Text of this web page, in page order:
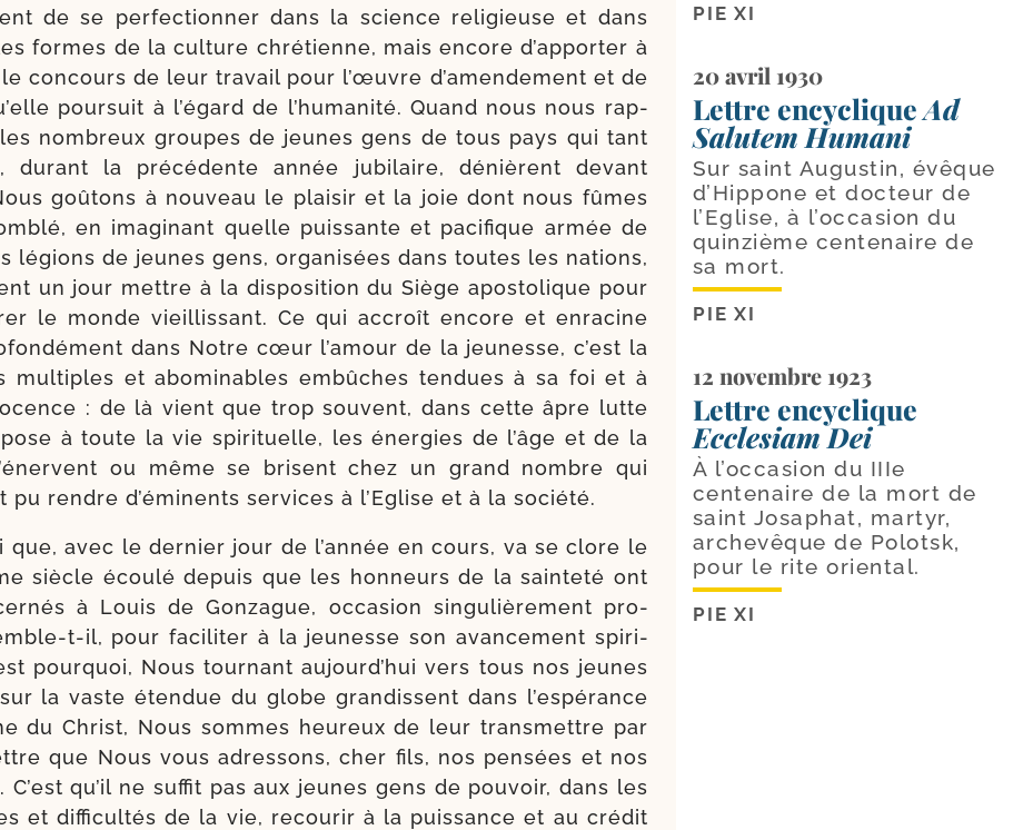
de se per­fec­tion­ner dans la science reli­gieuse et dans
formes de la culture chré­tienne, mais encore d’apporter à
le concours de leur tra­vail pour l’œuvre d’amen­dement et de
pour­suit à l’égard de l’humanité. Quand nous nous rap­
nom­breux groupes de jeunes gens de tous pays qui tant
durant la pré­cé­dente année jubi­laire, dénièrent devant
goû­tons à nou­veau le plai­sir et la joie dont nous fûmes
en ima­gi­nant quelle puis­sante et paci­fique armée de
légions de jeunes gens, orga­ni­sées dans toutes les nations,
un jour mettre à la dis­po­si­tion du Siège apos­to­lique pour
le monde vieillis­sant. Ce qui accroît encore et enra­cine
dans Notre cœur l’amour de la jeu­nesse, c’est la
mul­tiples et abo­mi­nables embûches ten­dues à sa foi et à
: de là vient que trop sou­vent, dans cette âpre lutte
à toute la vie spi­ri­tuelle, les éner­gies de l’âge et de la
ou même se brisent chez un grand nombre qui
pu rendre d’éminents ser­vices à l’Eglise et à la société.
que, avec le der­nier jour de l’année en cours, va se clore le
siècle écou­lé depuis que les hon­neurs de la sain­te­té ont
à Louis de Gonzague, occa­sion sin­gu­liè­re­ment pro­
​t-​il, pour faci­li­ter à la jeu­nesse son avan­ce­ment spi­ri­
pour­quoi, Nous tour­nant aujourd’hui vers tous nos jeunes
la vaste éten­due du globe gran­dissent dans l’espérance
du Christ, Nous sommes heu­reux de leur trans­mettre par
que Nous vous adres­sons, cher fils, nos pen­sées et nos
C’est qu’il ne suf­fit pas aux jeunes gens de pou­voir, dans les
et dif­fi­cul­tés de la vie, recou­rir à la puis­sance et au cré­dit
PIE XI
20 avril 1930
Lettre encycliqueAd
Salutem Humani
Sur saint Augustin, évêque
d’Hippone et docteur de
l’Eglise, à l’occasion du
quinzième centenaire de
sa mort.
PIE XI
12 novembre 1923
Lettre encyclique
Ecclesiam Dei
À l’occasion du IIIe
centenaire de la mort de
saint Josaphat, martyr,
archevêque de Polotsk,
pour le rite oriental.
PIE XI